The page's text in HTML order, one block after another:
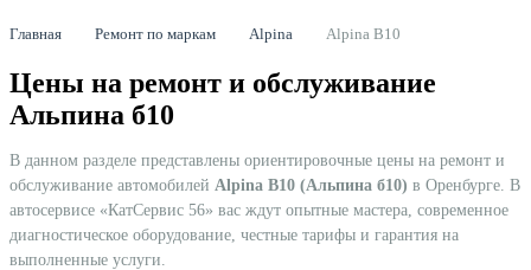
Главная Ремонт по маркам Alpina Alpina B10
Цены на ремонт и обслуживание
Альпина б10
В данном разделе представлены ориентировочные цены на ремонт и
обслуживание автомобилей Alpina B10 (Альпина б10) в Оренбурге. В
автосервисе «КатСервис 56» вас ждут опытные мастера, современное
диагностическое оборудование, честные тарифы и гарантия на
выполненные услуги.